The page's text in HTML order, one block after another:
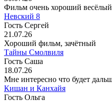
Фильм очень хороший
Невский 8
Гость Сергей
21.07.26
Хороший фильм, зачётный
Тайны Смолвиля
Гость Саша
18.07.26
Мне интересно что будет
Кишан и Канхайя
Гость Ольга